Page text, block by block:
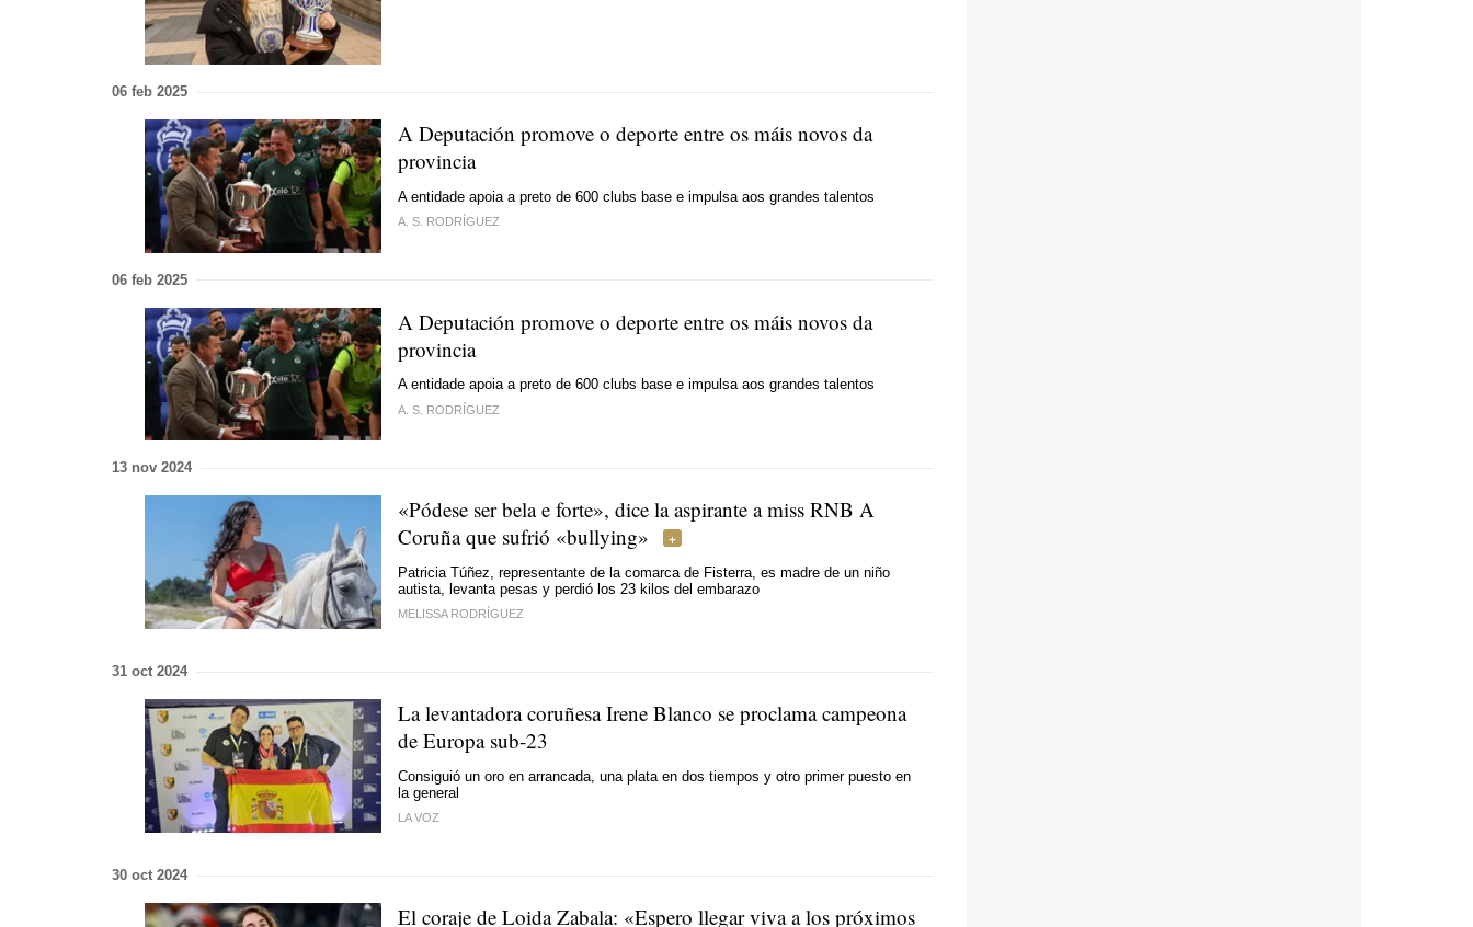
06 feb 2025
A Deputación promove o deporte entre os máis novos da
provincia
A entidade apoia a preto de 600 clubs base e impulsa aos grandes talentos
A. S. RODRÍGUEZ
06 feb 2025
A Deputación promove o deporte entre os máis novos da
provincia
A entidade apoia a preto de 600 clubs base e impulsa aos grandes talentos
A. S. RODRÍGUEZ
13 nov 2024
«Pódese ser bela e forte», dice la aspirante a miss RNB A
Coruña que sufrió «bullying»
Patricia Túñez, representante de la comarca de Fisterra, es madre de un niño
autista, levanta pesas y perdió los 23 kilos del embarazo
MELISSA RODRÍGUEZ
31 oct 2024
La levantadora coruñesa Irene Blanco se proclama campeona
de Europa sub-23
Consiguió un oro en arrancada, una plata en dos tiempos y otro primer puesto en
la general
LA VOZ
30 oct 2024
El coraje de Loida Zabala: «Espero llegar viva a los próximos